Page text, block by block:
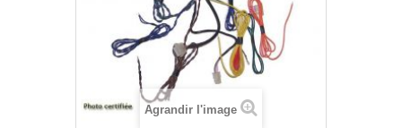
Agrandir l'image